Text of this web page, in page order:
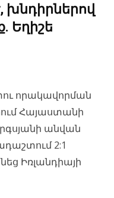
խնդիրներով
Եղիշե
որակավորման
Հայաստանի
անվան
2:1
Իռլանդիայի